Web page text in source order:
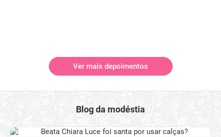
Ver mais depoimentos
Blog da modéstia